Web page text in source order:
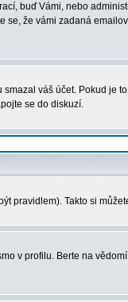
buď Vámi, nebo
že vámi zadaná
váš účet. Pokud je
se do diskuzí.
pravidlem). Takto si
v profilu. Berte na